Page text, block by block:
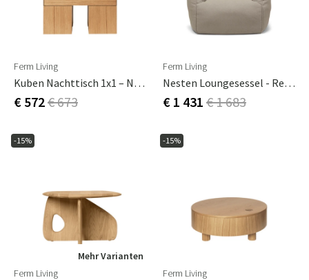
Ferm Living
Kuben Nachttisch 1x1 – Natürliches Eichenfurnier
€ 572€ 673
Ferm Living
Nesten Loungesessel - Re-Cotton - Natur
€ 1 431 € 1 683
-15%
Mehr Varianten
Ferm Living
-15%
Ferm Living